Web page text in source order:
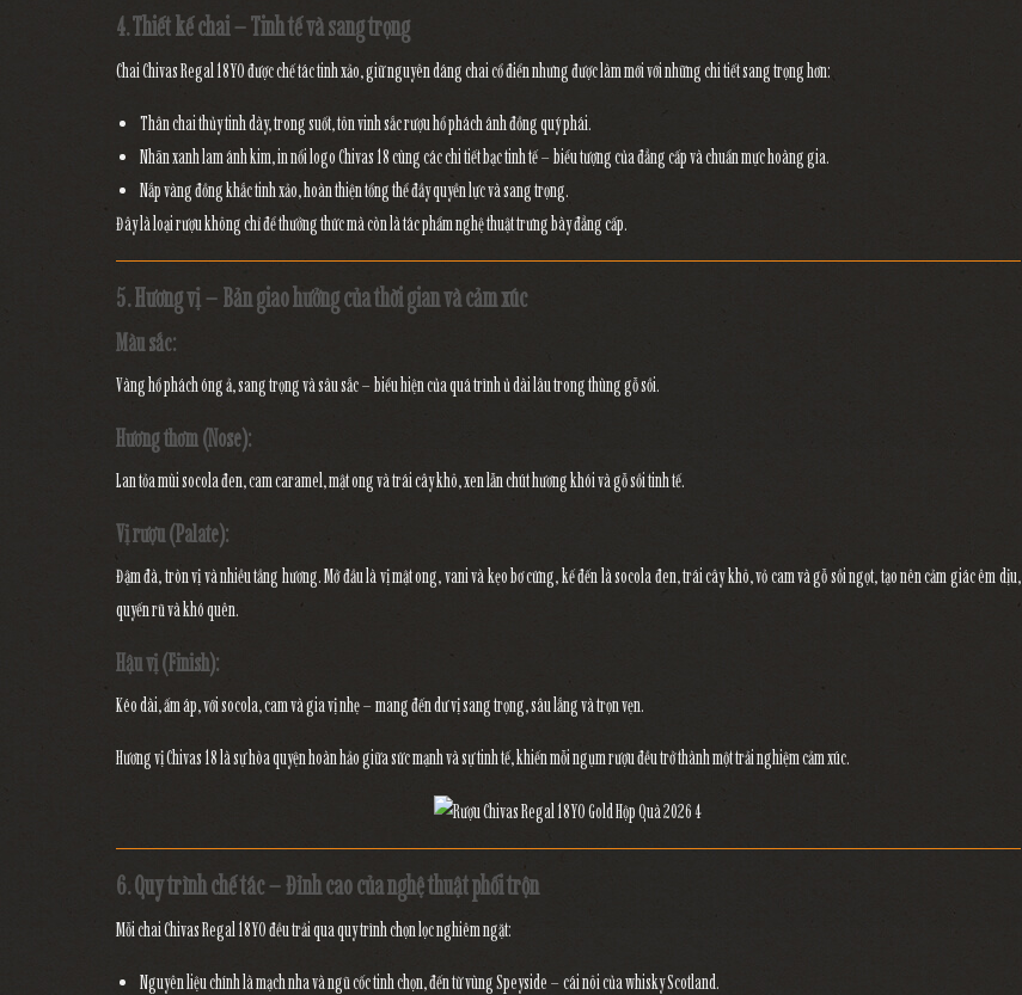
4. Thiết kế chai – Tinh tế và sang trọng
ChaiChivas Regal 18YOđược chế tác tinh xảo, giữ nguyên dáng chai cổ điển nhưng được làm mới với những chi tiết sang trọng hơn:
Thân chai thủy tinh dày, trong suốt, tôn vinh sắc rượuhổ phách ánh đồngquý phái.
Nhãn xanh lam ánh kim, in nổi logo Chivas 18 cùng các chi tiết bạc tinh tế – biểu tượng củađẳng cấp và chuẩn mực hoàng gia.
Nắp vàng đồng khắc tinh xảo, hoàn thiện tổng thể đầy quyền lực và sang trọng.
Đây là loại rượu không chỉ để thưởng thức mà còn làtác phẩm nghệ thuật trưng bày đẳng cấp.
5. Hương vị – Bản giao hưởng của thời gian và cảm xúc
Màu sắc:
Vàng hổ phách óng ả, sang trọng và sâu sắc – biểu hiện của quá trình ủ dài lâu trong thùng gỗ sồi.
Hương thơm (Nose):
Lan tỏa mùisocola đen, cam caramel, mật ong và trái cây khô, xen lẫn chúthương khói và gỗ sồi tinh tế.
Vị rượu (Palate):
Đậm đà, tròn vị và nhiều tầng hương. Mở đầu là vịmật ong, vani và kẹo bơ cứng, kế đến làsocola đen, trái cây khô, vỏ cam và gỗ sồi ngọt, tạo nên cảm giác êm dịu,
quyến rũ và khó quên.
Hậu vị (Finish):
Kéo dài, ấm áp, vớisocola, cam và gia vị nhẹ– mang đến dư vị sang trọng, sâu lắng và trọn vẹn.
Hương vị Chivas 18 là sự hòa quyện hoàn hảo giữasức mạnh và sự tinh tế, khiến mỗi ngụm rượu đều trở thànhmột trải nghiệm cảm xúc.
6. Quy trình chế tác – Đỉnh cao của nghệ thuật phối trộn
Mỗi chaiChivas Regal 18YOđều trải qua quy trình chọn lọc nghiêm ngặt:
Nguyên liệu chính làmạch nha và ngũ cốc tinh chọn, đến từ vùngSpeyside – cái nôi của whisky Scotland.